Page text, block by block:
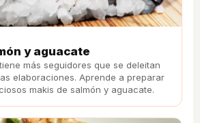
y aguacate
más seguidores que se deleitan
elaboraciones. Aprende a preparar
makis de salmón y aguacate.